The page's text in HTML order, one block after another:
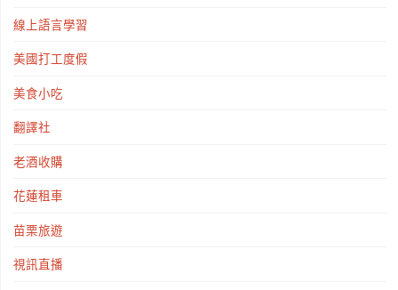
線上語言學習
美國打工度假
美食小吃
翻譯社
老酒收購
花蓮租車
苗栗旅遊
視訊直播